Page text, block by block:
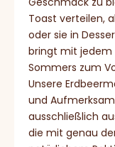
Toast verteilen,
oder sie in
bringt mit jedem
Sommers zum
Unsere
und
ausschließlich
die mit genau